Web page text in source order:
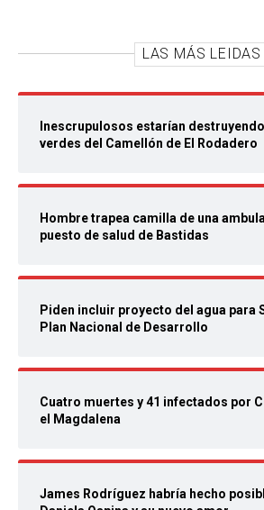
LAS MÁS LEIDAS
Inescrupulosos estarían
verdes del Camellón de El Rodadero
Hombre trapea camilla de una
puesto de salud de Bastidas
Piden incluir proyecto del agua para
Plan Nacional de Desarrollo
Cuatro muertes y 41 infectados por
el Magdalena
James Rodríguez habría hecho